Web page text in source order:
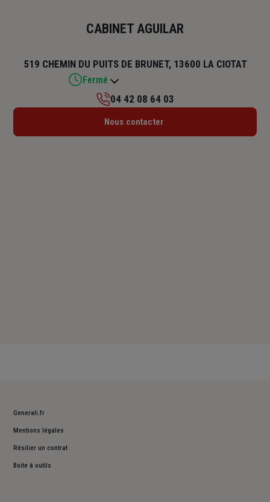
CABINET AGUILAR
519 CHEMIN DU PUITS DE BRUNET, 13600 LA CIOTAT
Fermé
Lundi : 14h – 18h
04 42 08 64 03
Nous contacter
Generali.fr
Mentions légales
Résilier un contrat
Boite à outils